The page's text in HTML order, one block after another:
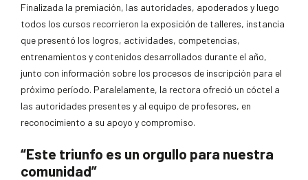
Finalizada la premiación, las autoridades, apoderados y luego
todos los cursos recorrieron la exposición de talleres, instancia
que presentó los logros, actividades, competencias,
entrenamientos y contenidos desarrollados durante el año,
junto con información sobre los procesos de inscripción para el
próximo período. Paralelamente, la rectora ofreció un cóctel a
las autoridades presentes y al equipo de profesores, en
reconocimiento a su apoyo y compromiso.
“Este triunfo es un orgullo para nuestra
comunidad”